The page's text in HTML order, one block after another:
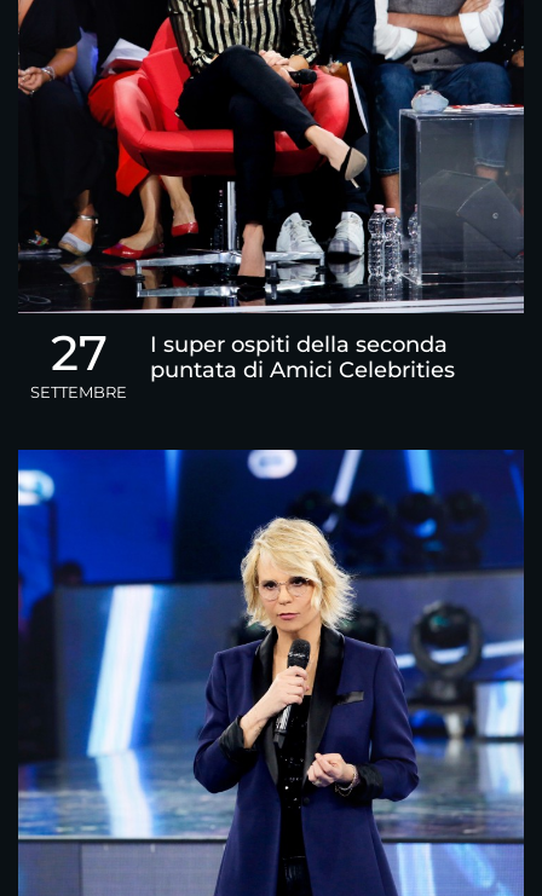
27
SETTEMBRE
I super ospiti della seconda
puntata di Amici Celebrities